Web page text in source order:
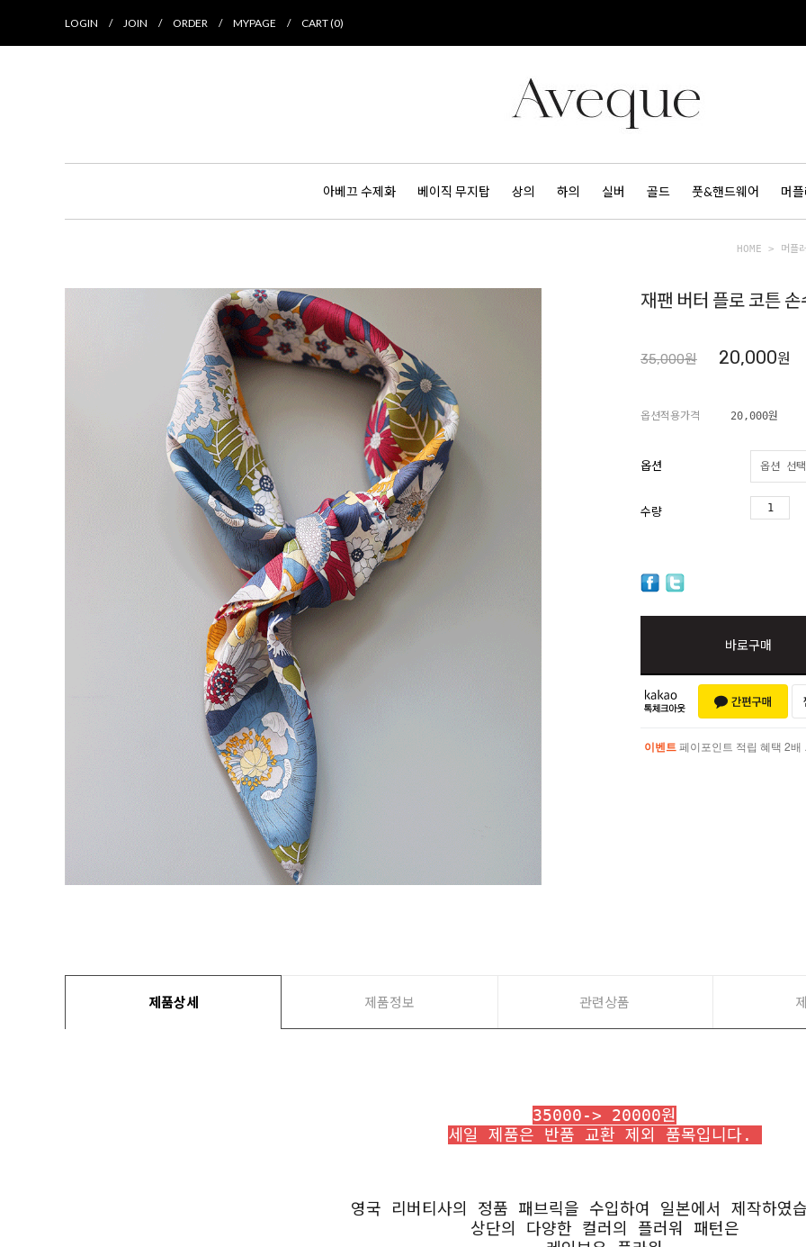
LOGIN / JOIN / ORDER / MYPAGE / CART (0)
아베끄 수제화 베이직 무지탑 상의 하의 실버 골드 풋&핸드웨어 머
HOME > 머플
재팬 버터 플로 코튼
35,000원 20,000원
옵션적용가격 20,000원
옵션
수량
바로구매
이벤트 페이포인트 적립 혜택 2배 UP!
제품상세 제품정보 관련상품
35000-> 20000원
세일 제품은 반품 교환 제외 품목입니다.
영국 리버티사의 정품 패브릭을 수입하여 일본에서 제작하였
상단의 다양한 컬러의 플러워 패턴은